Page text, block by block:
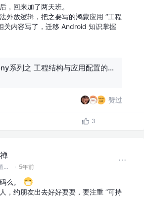
，回来加了两天班。
外放逻辑，把之要写的鸿蒙应用 “工程
关内容写了，迁移 Android 知识掌握
Harmony系列之 工程结构与应用配置的理解
赞过
3
和你分享有价值有思考的技术文章 @微信 Ming_Lyan · 5年前
么。
，约朋友出去好好耍耍，要注重 “可持